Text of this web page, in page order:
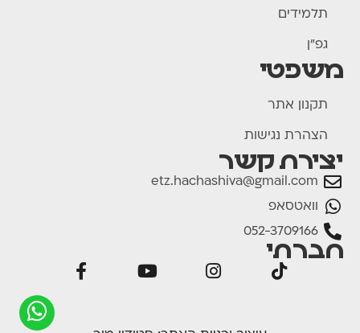
תלמידים
גפ"ן
משפטי
תקנון אתר
הצהרת נגישות
יצירת קשר
etz.hachashiva@gmail.com
וואטסאפ
052-3709166
חברתי